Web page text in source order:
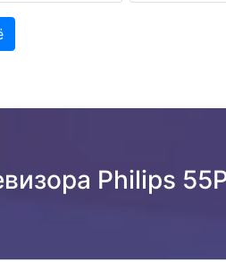
Philips